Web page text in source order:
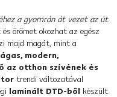
a gyomrán át vezet az út.
örömet okozhat az egész
majd magát, mint a
modern,
az otthon szívének és
trendi változatával
laminált DTD-ből készült